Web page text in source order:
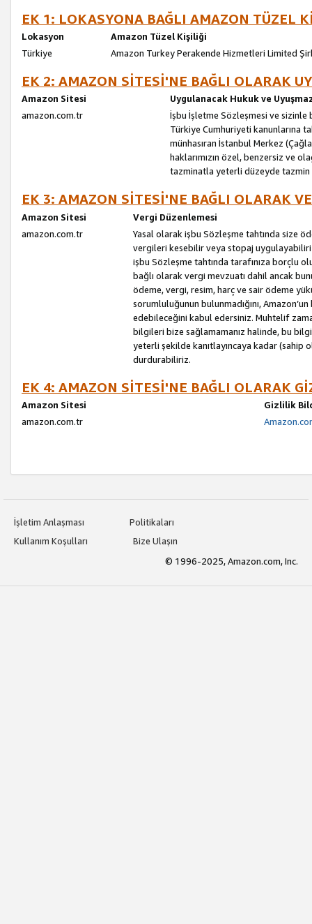
EK 1: LOKASYONA BAĞLI AMAZON TÜZEL
Lokasyon
Amazon Tüzel Kişiliği
Türkiye
Amazon Turkey Perakende Hizmetleri Limited
EK 2: AMAZON SİTESİ'NE BAĞLI OLARAK
Amazon Sitesi
Uygulanacak Hukuk ve
amazon.com.tr
İşbu İşletme Sözleşmesi ve sizinle
Türkiye Cumhuriyeti kanunlarına
münhasıran İstanbul Merkez
haklarımızın özel, benzersiz ve
tazminatla yeterli düzeyde
EK 3: AMAZON SİTESİ'NE BAĞLI OLARAK
Amazon Sitesi
Vergi Düzenlemesi
amazon.com.tr
Yasal olarak işbu Sözleşme tahtında size
vergileri kesebilir veya stopaj
işbu Sözleşme tahtında tarafınıza borçlu
bağlı olarak vergi mevzuatı dahil ancak
ödeme, vergi, resim, harç ve sair ödeme
sorumluluğunun bulunmadığını,
edebileceğini kabul edersiniz. Muhtelif
bilgileri bize sağlamamanız halinde, bu
yeterli şekilde kanıtlayıncaya kadar
durdurabiliriz.
EK 4: AMAZON SİTESİ'NE BAĞLI OLARAK
Amazon Sitesi
Gizlilik
amazon.com.tr
İşletim Anlaşması
Politikaları
Kullanım Koşulları
Bize Ulaşın
© 1996-2025, Amazon.com, Inc.